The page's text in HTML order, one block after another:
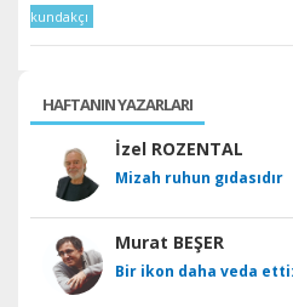
kundakçı
HAFTANIN YAZARLARI
İzel ROZENTAL
Mizah ruhun gıdasıdır
Murat BEŞER
Bir ikon daha veda